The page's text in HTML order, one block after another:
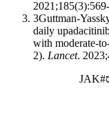
3Guttman-
daily
with moderate-
2). Lancet.
#
JAK